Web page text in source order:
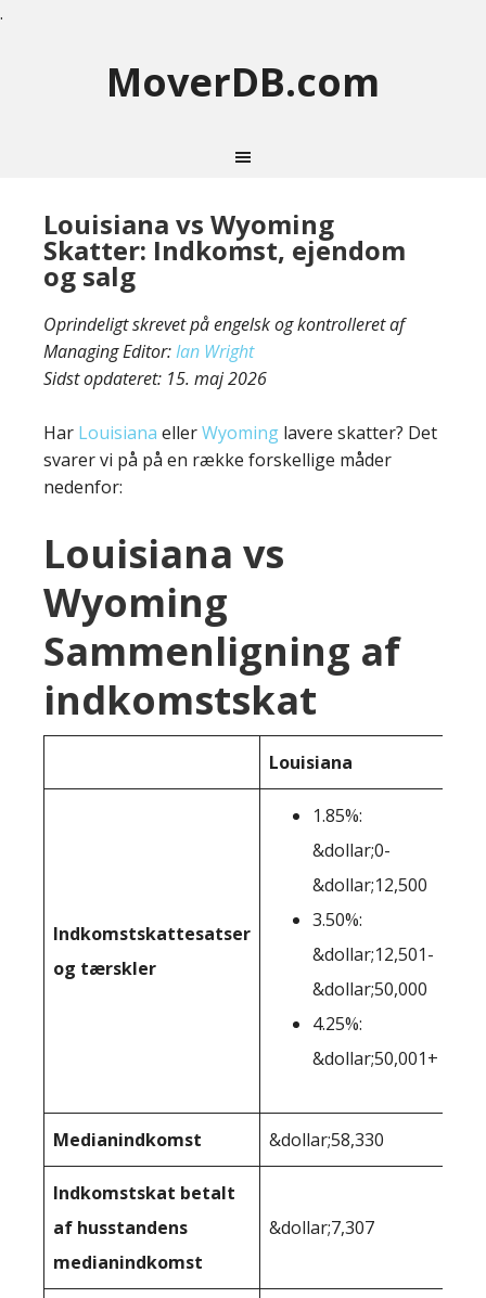
.
MoverDB.com
Louisiana vs Wyoming
Skatter: Indkomst, ejendom
og salg
Oprindeligt skrevet på engelsk og kontrolleret af
Managing Editor:Ian Wright
Sidst opdateret: 15. maj 2026
Har Louisiana ellerWyoming lavere skatter? Det
svarer vi på på en række forskellige måder
nedenfor:
Louisiana vs
Wyoming
Sammenligning af
indkomstskat
Louisiana
Indkomstskattesatser
og tærskler
1.85%:
&dollar;0-
&dollar;12,500
3.50%:
&dollar;12,501-
&dollar;50,000
4.25%:
&dollar;50,001+
Medianindkomst &dollar;58,330
Indkomstskat betalt
af husstandens
medianindkomst
&dollar;7,307